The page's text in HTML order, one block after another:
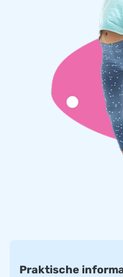
lichtpilaren? Neem dan
Praktische